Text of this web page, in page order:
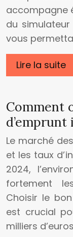
accompagne
du simulateur
vous
Lire la suite
Comment
Le marché
et les taux
2024,
fortement
Choisir le
est crucial
milliers